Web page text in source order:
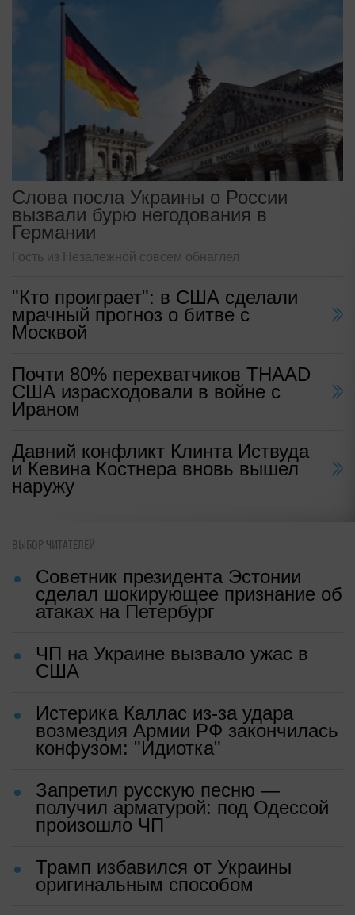
Слова посла Украины о России
вызвали бурю негодования в
Германии
Гость из Незалежной совсем обнаглел
"Кто проиграет": в США сделали
мрачный прогноз о битве с
Москвой
Почти 80% перехватчиков THAAD
США израсходовали в войне с
Ираном
Давний конфликт Клинта Иствуда
и Кевина Костнера вновь вышел
наружу
ВЫБОР ЧИТАТЕЛЕЙ
Советник президента Эстонии
сделал шокирующее признание об
атаках на Петербург
ЧП на Украине вызвало ужас в
США
Истерика Каллас из-за удара
возмездия Армии РФ закончилась
конфузом: "Идиотка"
Запретил русскую песню —
получил арматурой: под Одессой
произошло ЧП
Трамп избавился от Украины
оригинальным способом